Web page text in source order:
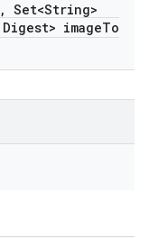
, Set<String>
Digest> imageTo